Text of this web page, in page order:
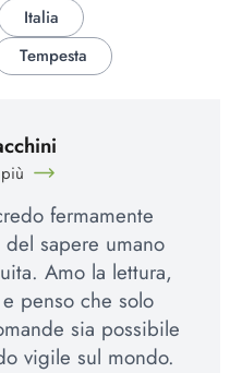
Italia
Tempesta
fermamente
sapere umano
Amo la lettura,
penso che solo
sia possibile
vigile sul mondo.